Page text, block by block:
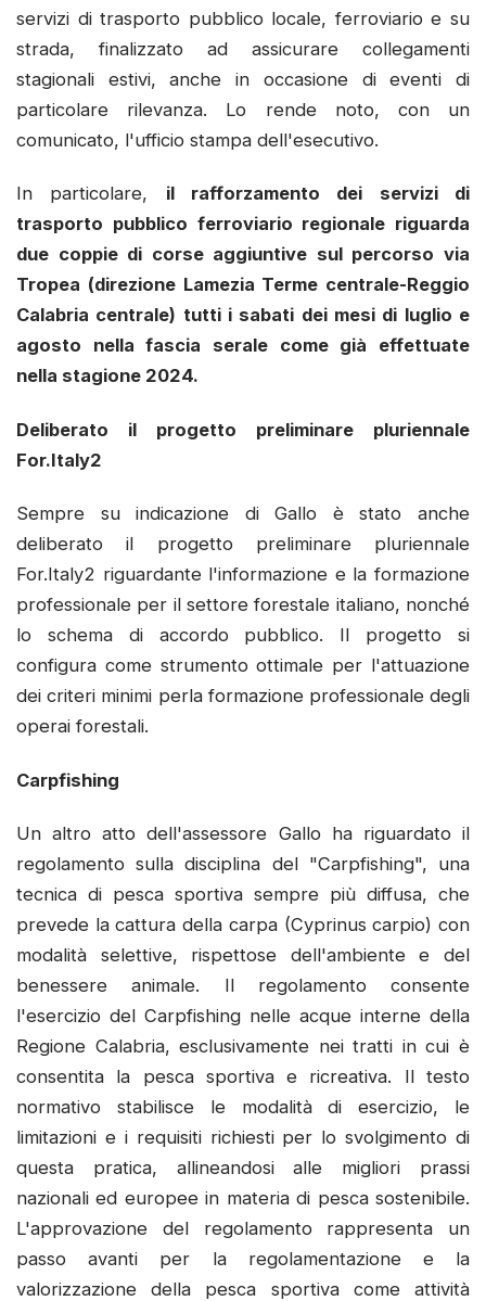
servizi di trasporto pubblico locale, ferroviario e su
strada, finalizzato ad assicurare collegamenti
stagionali estivi, anche in occasione di eventi di
particolare rilevanza. Lo rende noto, con un
comunicato, l'ufficio stampa dell'esecutivo.
In particolare, il rafforzamento dei servizi di
trasporto pubblico ferroviario regionale riguarda
due coppie di corse aggiuntive sul percorso via
Tropea (direzione Lamezia Terme centrale-Reggio
Calabria centrale) tutti i sabati dei mesi di luglio e
agosto nella fascia serale come già effettuate
nella stagione 2024.
Deliberato il progetto preliminare pluriennale
For.Italy2
Sempre su indicazione di Gallo è stato anche
deliberato il progetto preliminare pluriennale
For.Italy2 riguardante l'informazione e la formazione
professionale per il settore forestale italiano, nonché
lo schema di accordo pubblico. Il progetto si
configura come strumento ottimale per l'attuazione
dei criteri minimi perla formazione professionale degli
operai forestali.
Carpfishing
Un altro atto dell'assessore Gallo ha riguardato il
regolamento sulla disciplina del "Carpfishing", una
tecnica di pesca sportiva sempre più diffusa, che
prevede la cattura della carpa (Cyprinus carpio) con
modalità selettive, rispettose dell'ambiente e del
benessere animale. Il regolamento consente
l'esercizio del Carpfishing nelle acque interne della
Regione Calabria, esclusivamente nei tratti in cui è
consentita la pesca sportiva e ricreativa. Il testo
normativo stabilisce le modalità di esercizio, le
limitazioni e i requisiti richiesti per lo svolgimento di
questa pratica, allineandosi alle migliori prassi
nazionali ed europee in materia di pesca sostenibile.
L'approvazione del regolamento rappresenta un
passo avanti per la regolamentazione e la
valorizzazione della pesca sportiva come attività